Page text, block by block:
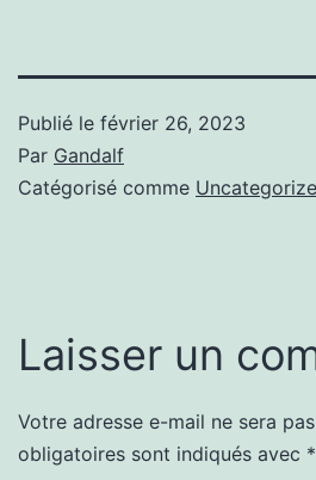
Publié le février 26, 2023
Par Gandalf
Catégorisé comme
Laisser un
Votre adresse e-mail ne sera
obligatoires sont indiqués avec *